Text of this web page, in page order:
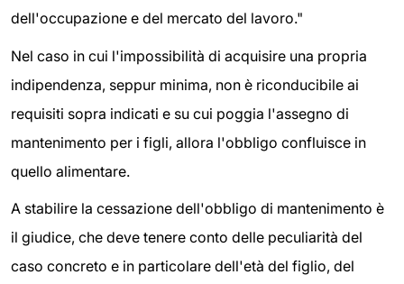
dell'occupazione e del mercato del lavoro."
Nel caso in cui l'impossibilità di acquisire una propria
indipendenza, seppur minima, non è riconducibile ai
requisiti sopra indicati e su cui poggia l'assegno di
mantenimento per i figli, allora l'obbligo confluisce in
quello alimentare.
A stabilire la cessazione dell'obbligo di mantenimento è
il giudice, che deve tenere conto delle peculiarità del
caso concreto e in particolare dell'età del figlio, del